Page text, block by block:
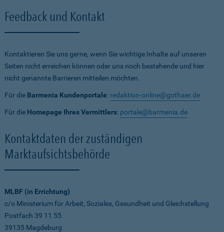
Feedback und Kontakt
Kontaktieren Sie uns gerne, wenn Sie wichtige Inhalte auf unseren
Seiten nicht erreichen können oder uns noch bestehende und hier
nicht genannte Barrieren mitteilen möchten.
Für die Barmenia Kundenportale: redaktion-online@gothaer.de
Für die Homepage Ihres Vermittlers: portale@barmenia.de
Kontaktdaten der zuständigen
Marktaufsichtsbehörde
MLBF (in Errichtung)
c/o Ministerium für Arbeit, Soziales, Gesundheit und Gleichstellung
Postfach 39 11 55
39135 Magdeburg